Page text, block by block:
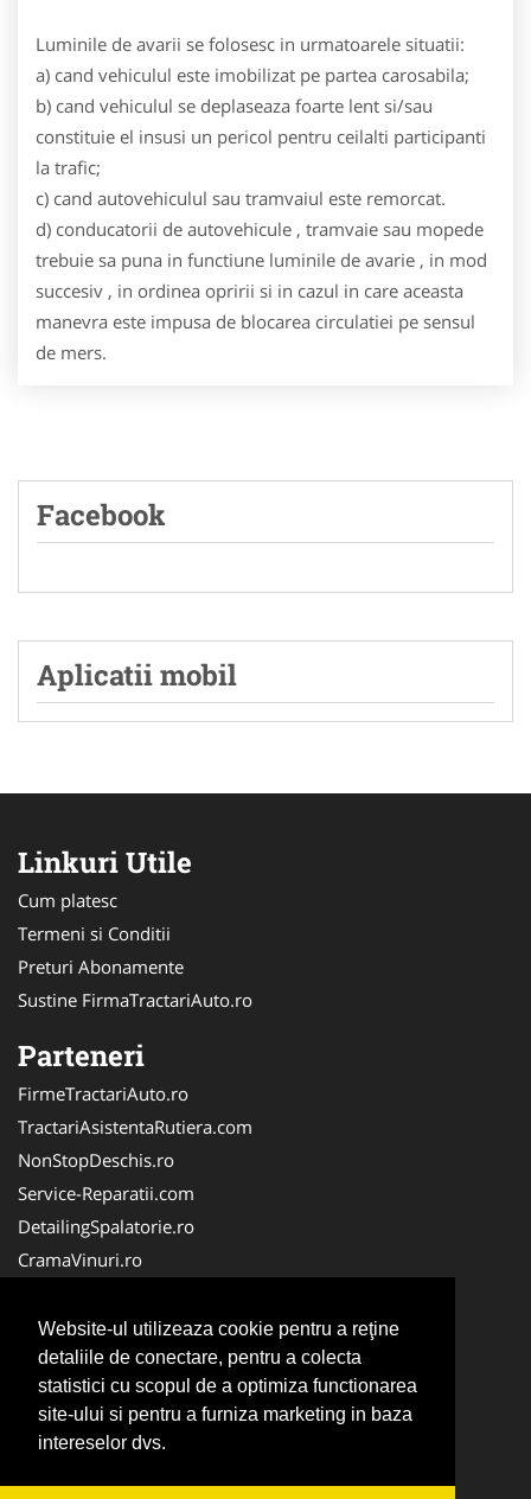
Website-ul utilizeaza cookie pentru a reţine
detaliile de conectare, pentru a colecta
statistici cu scopul de a optimiza functionarea
site-ului si pentru a furniza marketing in baza
intereselor dvs.
Luminile de avarii se folosesc in urmatoarele situatii:
a) cand vehiculul este imobilizat pe partea carosabila;
b) cand vehiculul se deplaseaza foarte lent si/sau
constituie el insusi un pericol pentru ceilalti participanti
la trafic;
c) cand autovehiculul sau tramvaiul este remorcat.
d) conducatorii de autovehicule , tramvaie sau mopede
trebuie sa puna in functiune luminile de avarie , in mod
succesiv , in ordinea opririi si in cazul in care aceasta
manevra este impusa de blocarea circulatiei pe sensul
de mers.
Facebook
Aplicatii mobil
Linkuri Utile
Cum platesc
Termeni si Conditii
Preturi Abonamente
Sustine FirmaTractariAuto.ro
Parteneri
FirmeTractariAuto.ro
TractariAsistentaRutiera.com
NonStopDeschis.ro
Service-Reparatii.com
DetailingSpalatorie.ro
CramaVinuri.ro
FirmaPieseAuto.ro
Anvelope-Sh.com
CentruInchirieri.ro
CuratareHota.com